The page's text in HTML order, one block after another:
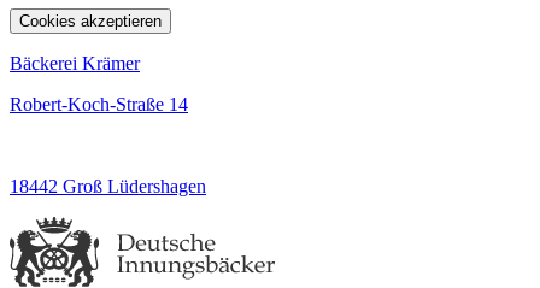
Cookies akzeptieren
Bäckerei Krämer
Robert-Koch-Straße 14
18442 Groß Lüdershagen